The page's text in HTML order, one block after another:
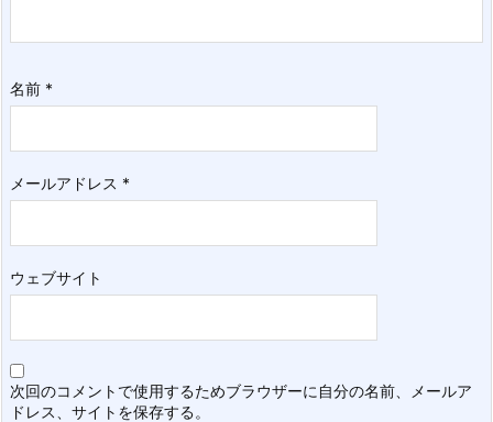
名前 *
メールアドレス *
ウェブサイト
次回のコメントで使用するためブラウザーに自分の名前、メールア
ドレス、サイトを保存する。